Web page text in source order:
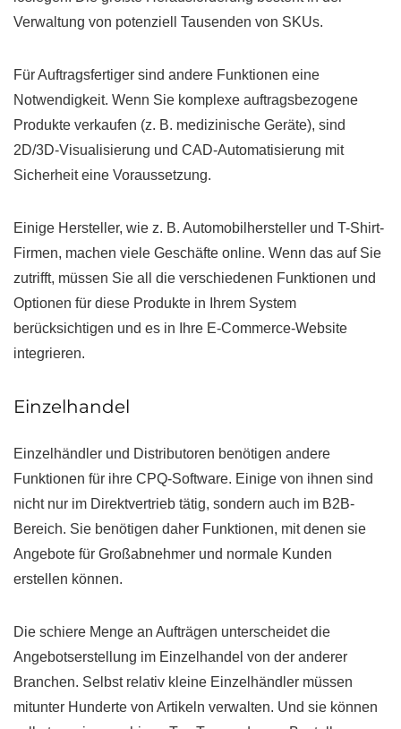
Verwaltung von potenziell Tausenden von SKUs.
Für Auftragsfertiger sind andere Funktionen eine
Notwendigkeit. Wenn Sie komplexe auftragsbezogene
Produkte verkaufen (z. B. medizinische Geräte), sind
2D/3D-Visualisierung und CAD-Automatisierung mit
Sicherheit eine Voraussetzung.
Einige Hersteller, wie z. B. Automobilhersteller und T-Shirt-
Firmen, machen viele Geschäfte online. Wenn das auf Sie
zutrifft, müssen Sie all die verschiedenen Funktionen und
Optionen für diese Produkte in Ihrem System
berücksichtigen und es in Ihre E-Commerce-Website
integrieren.
Einzelhandel
Einzelhändler und Distributoren benötigen andere
Funktionen für ihre CPQ-Software. Einige von ihnen sind
nicht nur im Direktvertrieb tätig, sondern auch im B2B-
Bereich. Sie benötigen daher Funktionen, mit denen sie
Angebote für Großabnehmer und normale Kunden
erstellen können.
Die schiere Menge an Aufträgen unterscheidet die
Angebotserstellung im Einzelhandel von der anderer
Branchen. Selbst relativ kleine Einzelhändler müssen
mitunter Hunderte von Artikeln verwalten. Und sie können